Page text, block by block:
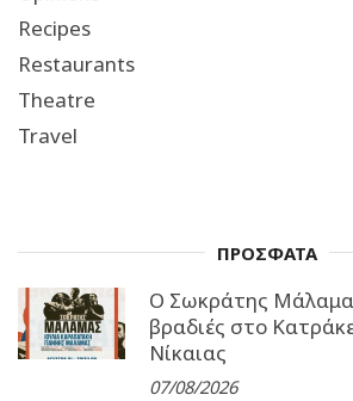
Recipes
Restaurants
Theatre
Travel
ΠΡΟΣΦΑΤΑ
Ο Σωκράτης
βραδιές στο
Νίκαιας
07/08/2026